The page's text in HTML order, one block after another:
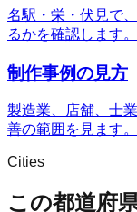
名駅・栄・伏見で
るかを確認します。
制作事例の見方
製造業、店舗、士
善の範囲を見ます。
Cities
この都道府